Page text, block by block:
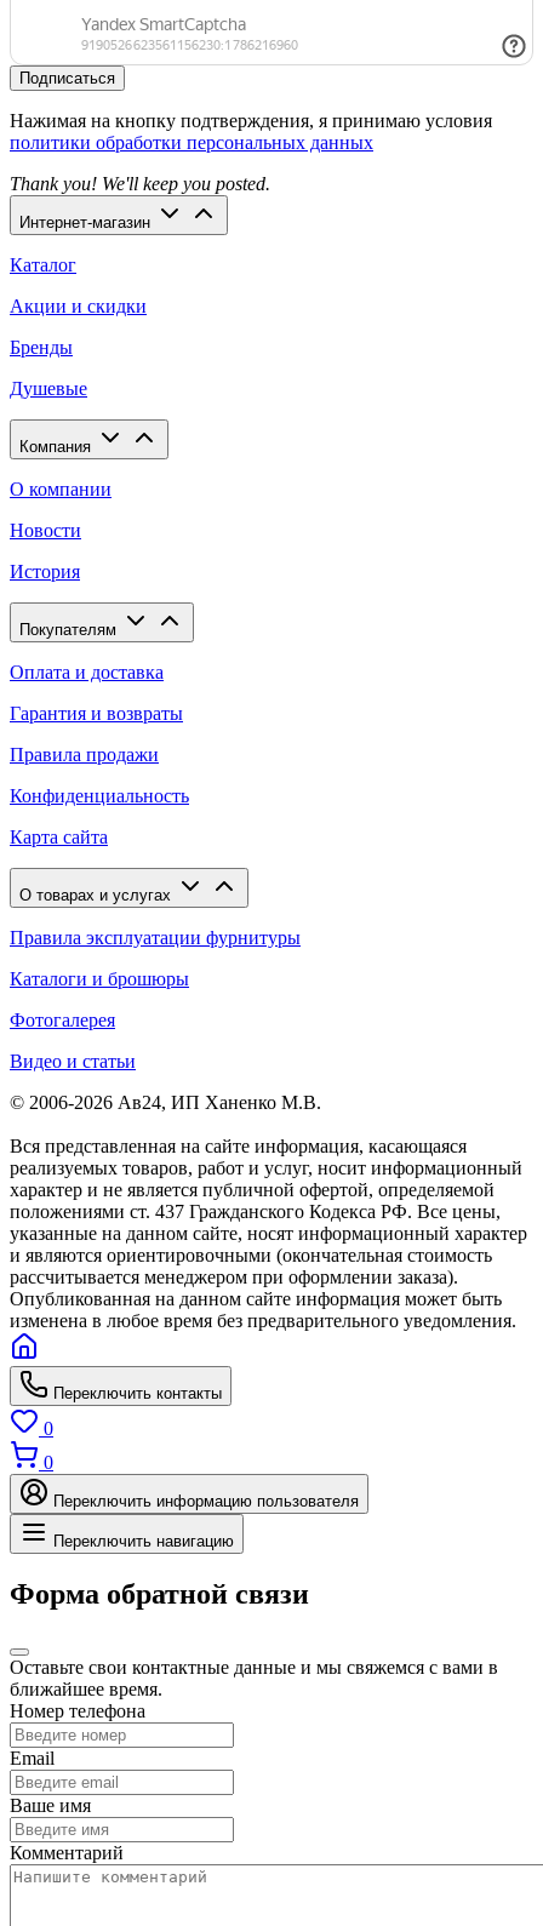
Подписаться
Нажимая на кнопку подтверждения, я принимаю условия
политики обработки персональных данных
Thank you! We'll keep you posted.
Интернет-магазин
Каталог
Акции и скидки
Бренды
Душевые
Компания
О компании
Новости
История
Покупателям
Оплата и доставка
Гарантия и возвраты
Правила продажи
Конфиденциальность
Карта сайта
О товарах и услугах
Правила эксплуатации фурнитуры
Каталоги и брошюры
Фотогалерея
Видео и статьи
© 2006-2026 Ав24, ИП Ханенко М.В.
Вся представленная на сайте информация, касающаяся
реализуемых товаров, работ и услуг, носит информационный
характер и не является публичной офертой, определяемой
положениями ст. 437 Гражданского Кодекса РФ. Все цены,
указанные на данном сайте, носят информационный характер
и являются ориентировочными (окончательная стоимость
рассчитывается менеджером при оформлении заказа).
Опубликованная на данном сайте информация может быть
изменена в любое время без предварительного уведомления.
Переключить контакты
0
0
Переключить информацию пользователя
Переключить навигацию
Форма обратной связи
Оставьте свои контактные данные и мы свяжемся с вами в
ближайшее время.
Номер телефона
Email
Ваше имя
Комментарий